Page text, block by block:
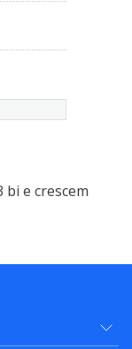
bi e crescem